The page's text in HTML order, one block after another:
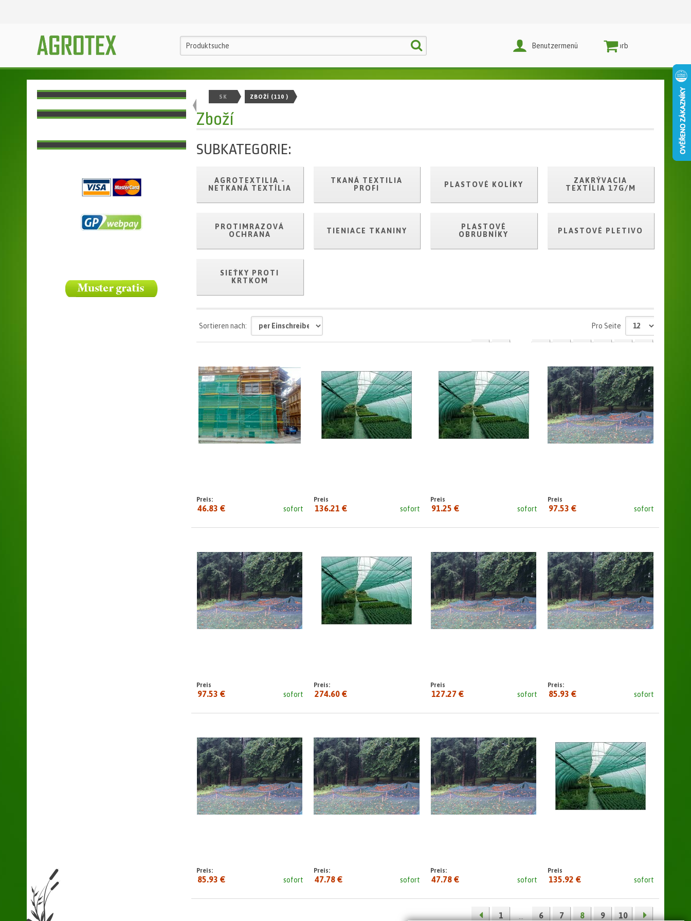
Warenkorb
Benutzermenü
SK ZBOŽÍ (110 )
Zboží
SUBKATEGORIE:
AGROTEXTILIA -
NETKANÁ TEXTÍLIA
TKANÁ TEXTILIA
PROFI
PLASTOVÉ KOLÍKY
ZAKRÝVACIA
TEXTÍLIA 17G/M
PROTIMRAZOVÁ
OCHRANA
TIENIACE TKANINY
PLASTOVÉ
OBRUBNÍKY
PLASTOVÉ PLETIVO
SIEŤKY PROTI
KRTKOM
Sortieren nach: Pro Seite
sofort
Preis:
46.83 € sofort
Preis
seit:
136.21 € sofort
Preis
seit:
91.25 € sofort
Preis
seit:
97.53 €
sofort
Preis
seit:
97.53 €
Preis:
274.60 € sofort
Preis
seit:
127.27 € sofort
Preis:
85.93 €
sofort
Preis:
85.93 € sofort
Preis:
47.78 € sofort
Preis:
47.78 € sofort
Preis
seit:
135.92 €
1 ... 6 7 8 9 10